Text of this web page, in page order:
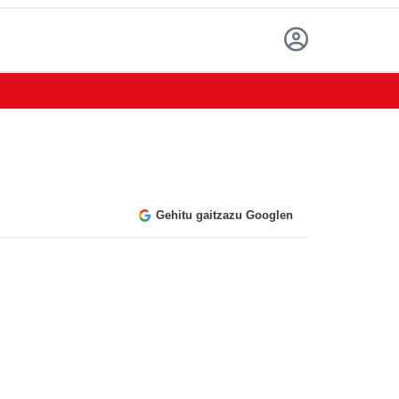
Gehitu gaitzazu Googlen